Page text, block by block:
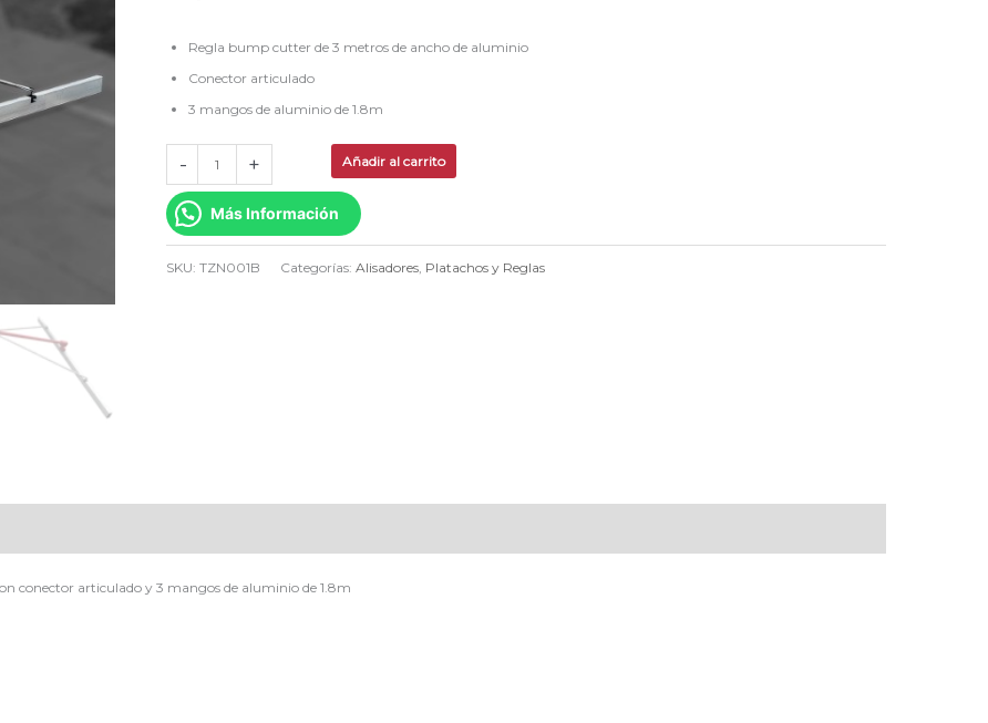
Regla bump cutter de 3 metros de ancho de aluminio
Conector articulado
3 mangos de aluminio de 1.8m
- + Añadir al carrito
Más Información
SKU:TZN001B Categorías:Alisadores Platachos y Reglas
conector articulado y 3 mangos de aluminio de 1.8m